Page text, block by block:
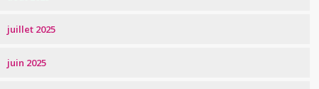
juillet 2025
juin 2025